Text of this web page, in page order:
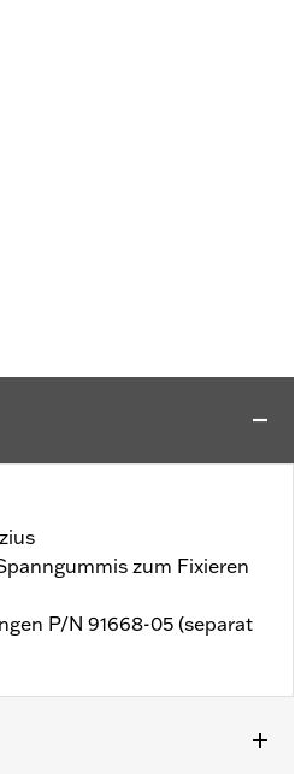
zum Fixieren
P/N 91668-05 (separat